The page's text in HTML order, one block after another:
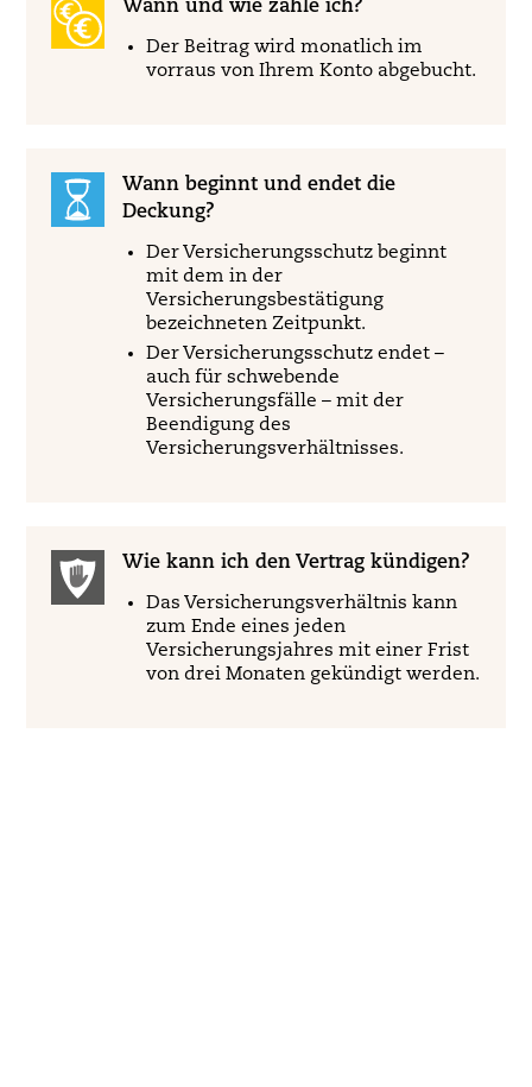
Wann und wie zahle ich?
Der Beitrag wird monatlich im
vorraus von Ihrem Konto abgebucht.
Wann beginnt und endet die
Deckung?
Der Versicherungsschutz beginnt
mit dem in der
Versicherungsbestätigung
bezeichneten Zeitpunkt.
Der Versicherungsschutz endet –
auch für schwebende
Versicherungsfälle – mit der
Beendigung des
Versicherungsverhältnisses.
Wie kann ich den Vertrag kündigen?
Das Versicherungsverhältnis kann
zum Ende eines jeden
Versicherungsjahres mit einer Frist
von drei Monaten gekündigt werden.